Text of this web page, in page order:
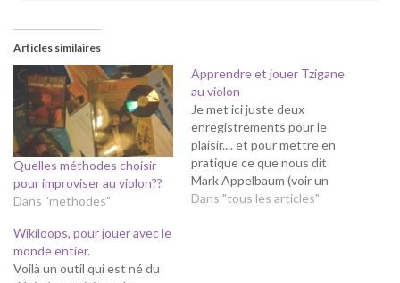
Articles similaires
Quelles méthodes choisir
pour improviser au violon??
Dans "methodes"
Apprendre et jouer Tzigane
au violon
Je met ici juste deux
enregistrements pour le
plaisir.... et pour mettre en
pratique ce que nous dit
Mark Appelbaum (voir un
précédent article) : jouons
Dans "tous les articles"
Wikiloops, pour jouer avec le
monde entier.
Voilà un outil qui est né du